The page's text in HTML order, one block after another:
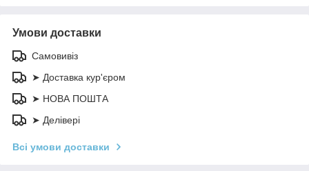
Умови доставки
Самовивіз
➤ Доставка кур'єром
➤ НОВА ПОШТА
➤ Делівері
Всі умови доставки